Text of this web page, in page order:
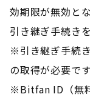
効期限が無効と
引き継ぎ手続き
※引き継ぎ手続
の取得が必要です
※Bitfan ID（無